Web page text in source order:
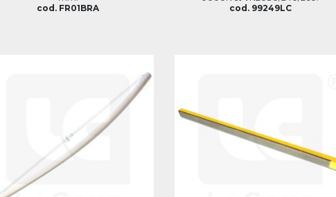
cod. FR01BRA
cod. 99249LC